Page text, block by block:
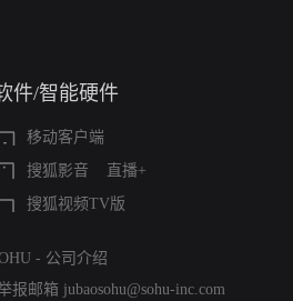
件/智能硬件
移动客户端
搜狐影音
直播+
搜狐视频TV版
- 公司介绍
报邮箱 jubaosohu@sohu-inc.com